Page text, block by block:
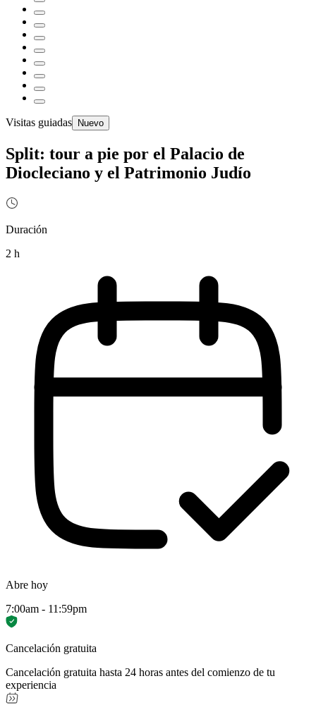
Visitas guiadas Nuevo
Split: tour a pie por el Palacio de
Diocleciano y el Patrimonio Judío
Duración
2 h
Abre hoy
7:00am - 11:59pm
Cancelación gratuita
Cancelación gratuita hasta 24 horas antes del comienzo de tu
experiencia